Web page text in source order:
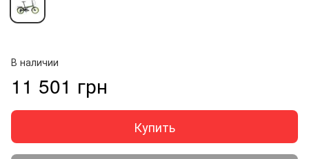
В наличии
11 501 грн
Купить